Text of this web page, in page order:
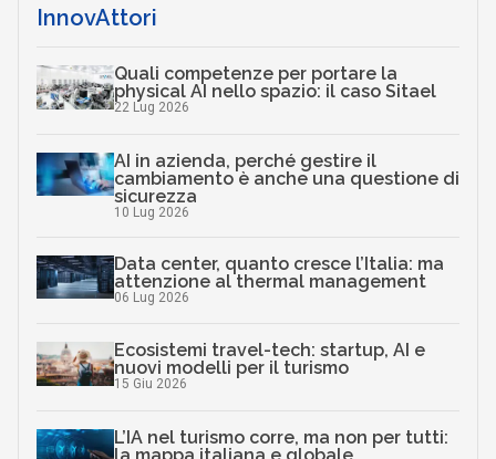
InnovAttori
Quali competenze per portare la
physical AI nello spazio: il caso Sitael
22 Lug 2026
AI in azienda, perché gestire il
cambiamento è anche una questione di
sicurezza
10 Lug 2026
Data center, quanto cresce l’Italia: ma
attenzione al thermal management
06 Lug 2026
Ecosistemi travel-tech: startup, AI e
nuovi modelli per il turismo
15 Giu 2026
L’IA nel turismo corre, ma non per tutti: